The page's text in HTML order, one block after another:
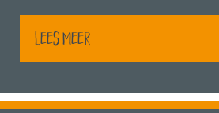
Lees meer